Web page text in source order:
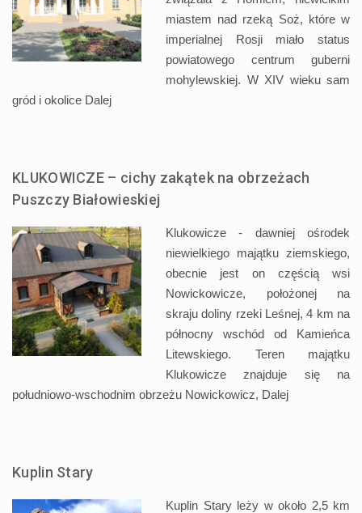
miastem nad rzeką Soż, które w
imperialnej Rosji miało status
powiatowego centrum guberni
mohylewskiej. W XIV wieku sam
gród i okolice Dalej
KLUKOWICZE – cichy zakątek na obrzeżach
Puszczy Białowieskiej
Klukowicze - dawniej ośrodek
niewielkiego majątku ziemskiego,
obecnie jest on częścią wsi
Nowickowicze, położonej na
skraju doliny rzeki Leśnej, 4 km na
północny wschód od Kamieńca
Litewskiego. Teren majątku
Klukowicze znajduje się na
południowo-wschodnim obrzeżu Nowickowicz, Dalej
Kuplin Stary
Kuplin Stary leży w około 2,5 km